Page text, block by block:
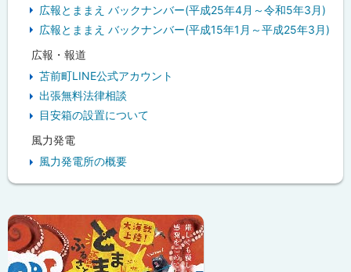
広報とままえ バックナンバー(平成25年4月～令和5年3月)
広報とままえ バックナンバー(平成15年1月～平成25年3月)
広報・報道
苫前町LINE公式アカウント
出張無料法律相談
目安箱の設置について
風力発電
風力発電所の概要
ッ
ク